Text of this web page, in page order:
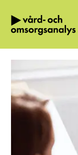
Hoppa direkt till